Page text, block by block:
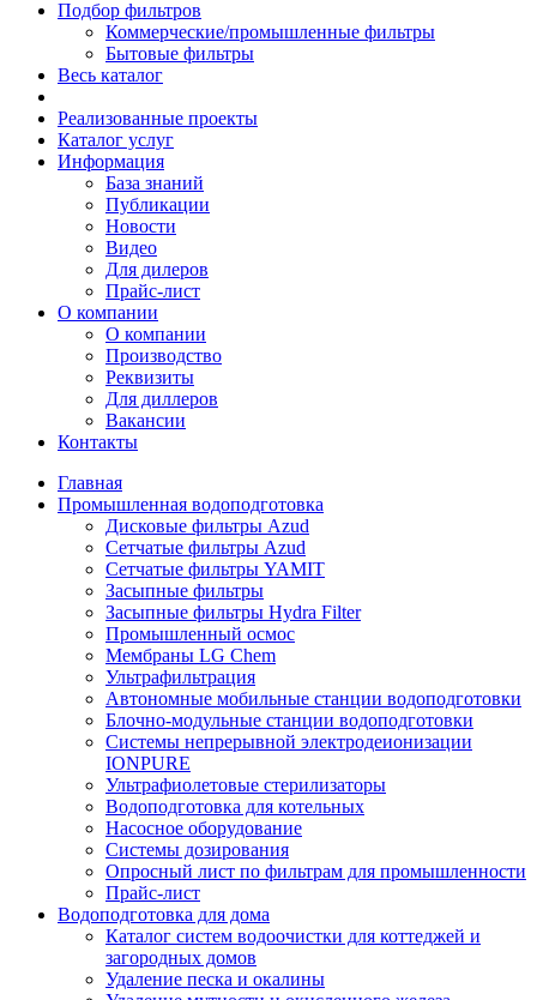
Подбор фильтров
Коммерческие/промышленные фильтры
Бытовые фильтры
Весь каталог
Реализованные проекты
Каталог услуг
Информация
База знаний
Публикации
Новости
Видео
Для дилеров
Прайс-лист
О компании
О компании
Производство
Реквизиты
Для диллеров
Вакансии
Контакты
Главная
Промышленная водоподготовка
Дисковые фильтры Azud
Сетчатые фильтры Azud
Сетчатые фильтры YAMIT
Засыпные фильтры
Засыпные фильтры Hydra Filter
Промышленный осмос
Мембраны LG Chem
Ультрафильтрация
Автономные мобильные станции водоподготовки
Блочно-модульные станции водоподготовки
Системы непрерывной электродеионизации
IONPURE
Ультрафиолетовые стерилизаторы
Водоподготовка для котельных
Насосное оборудование
Системы дозирования
Опросный лист по фильтрам для промышленности
Прайс-лист
Водоподготовка для дома
Каталог систем водоочистки для коттеджей и
загородных домов
Удаление песка и окалины